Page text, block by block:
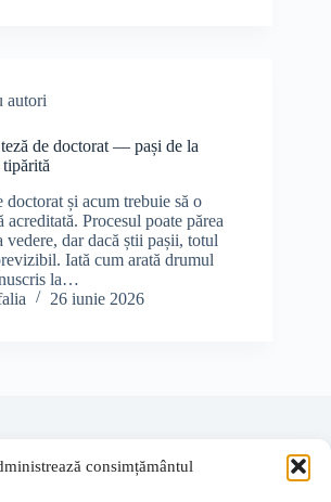
consimțământul
autori
de doctorat — pași de la
doctorat și acum trebuie să o
Procesul poate părea
dar dacă știi pașii, totul
Iată cum arată drumul
la…
26 iunie 2026